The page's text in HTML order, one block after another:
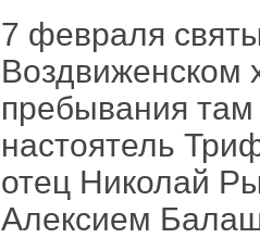
7 февраля
Воздвиженском
пребывания
настоятель
отец Николай
Алексием